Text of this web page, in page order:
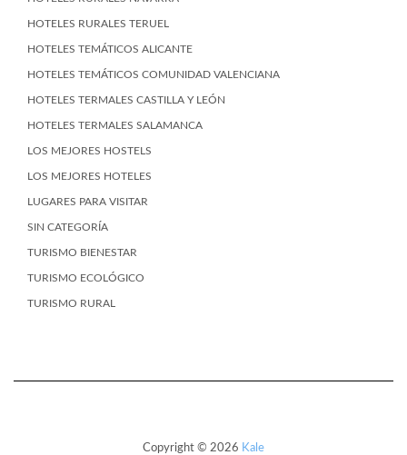
HOTELES RURALES TERUEL
HOTELES TEMÁTICOS ALICANTE
HOTELES TEMÁTICOS COMUNIDAD VALENCIANA
HOTELES TERMALES CASTILLA Y LEÓN
HOTELES TERMALES SALAMANCA
LOS MEJORES HOSTELS
LOS MEJORES HOTELES
LUGARES PARA VISITAR
SIN CATEGORÍA
TURISMO BIENESTAR
TURISMO ECOLÓGICO
TURISMO RURAL
Copyright © 2026 Kale